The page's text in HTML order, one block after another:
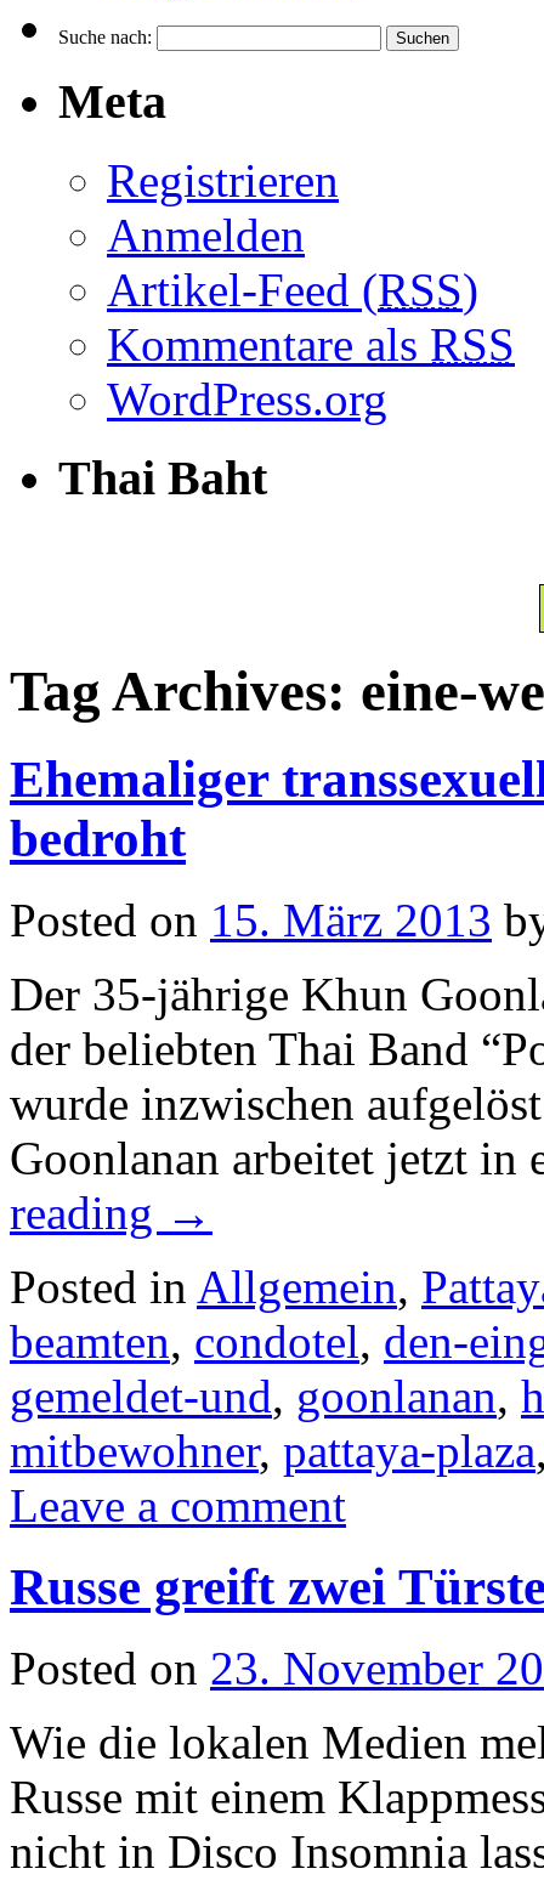
Suche nach:
Meta
Registrieren
Anmelden
Artikel-Feed (RSS)
Kommentare als RSS
WordPress.org
Thai Baht
Tag Archives: eine-
Ehemaliger
bedroht
Posted on 15. März 2013
Der 35-jährige Khun
der beliebten Thai Band
wurde inzwischen
Goonlanan arbeitet jetzt in
reading →
Posted in Allgemein,
beamten, condotel, den-
gemeldet-und, goonlanan,
mitbewohner, pattaya-plaza
Leave a comment
Russe greift zwei
Posted on 23. November
Wie die lokalen Medien
Russe mit einem
nicht in Disco Insomnia